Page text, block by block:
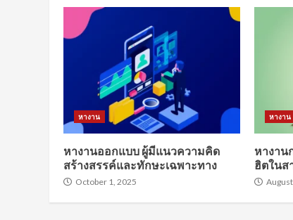
หางาน
หางานออกแบบ ผู้มีแนวความคิด
สร้างสรรค์และทักษะเฉพาะทาง
October 1, 2025
หางาน
หางาน
ฮิตในส